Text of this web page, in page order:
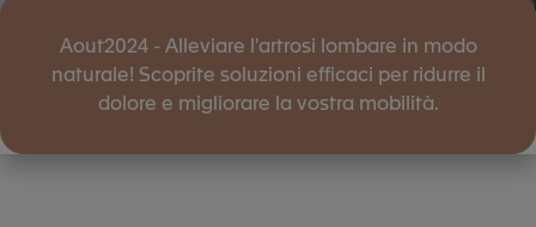
Aout2024 - Alleviare l'artrosi lombare in modo
naturale! Scoprite soluzioni efficaci per ridurre il
dolore e migliorare la vostra mobilità.